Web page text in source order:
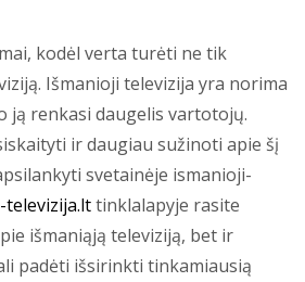
kodėl verta turėti ne tik
Išmanioji televizija yra norima
ją renkasi daugelis vartotojų.
ir daugiau sužinoti apie šį
svetainėje ismanioji-
televizija.lttinklalapyje rasite
išmaniąją televiziją, bet ir
padėti išsirinkti tinkamiausią